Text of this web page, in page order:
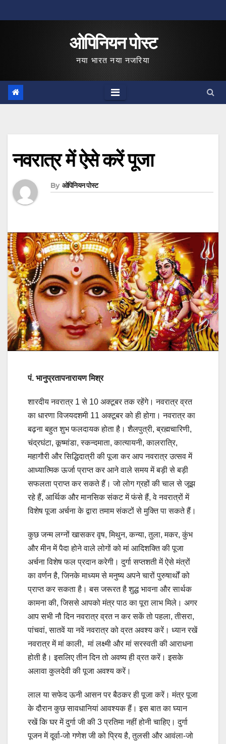
to
ओपिनियन पोस्ट
नया भारत नया नजरिया
नवरात्र में ऐसे करें पूजा
By ओपिनियन पोस्ट
पं. भानुप्रतापनारायण मिश्र
शारदीय नवरात्र 1 से 10 अक्टूबर तक रहेंगे। नवरात्र व्रत
का धारणा विजयदशमी 11 अक्टूबर को ही होगा। नवरात्र का
बढ़ना बहुत शुभ फलदायक होता है। शैलपुत्री, ब्रह्मचारिणी,
चंद्रघंटा, कूष्मांडा, स्कन्दमाता, कात्यायनी, कालरात्रि,
महागौरी और सिद्धिदात्री की पूजा कर आप नवरात्र उत्सव में
आध्यात्मिक ऊर्जा प्राप्त कर आने वाले समय में बड़ी से बड़ी
सफलता प्राप्त कर सकते हैं। जो लोग ग्रहों की चाल से जूझ
रहे हैं, आर्थिक और मानसिक संकट में फंसे हैं, वे नवरात्रों में
विशेष पूजा अर्चना के द्वारा तमाम संकटों से मुक्ति पा सकते हैं।
कुछ जन्म लग्नों खासकर वृष, मिथुन, कन्या, तुला, मकर, कुंभ
और मीन में पैदा होने वाले लोगों को मां आदिशक्ति की पूजा
अर्चना विशेष फल प्रदान करेगी। दुर्गा सप्तशती में ऐसे मंत्रों
का वर्णन है, जिनके माध्यम से मनुष्य अपने चारों पुरुषार्थों को
प्राप्त कर सकता है। बस जरूरत है शुद्ध भावना और सार्थक
कामना की, जिससे आपको मंत्र पाठ का पूरा लाभ मिले। अगर
आप सभी नौ दिन नवरात्र व्रत न कर सकें तो पहला, तीसरा,
पांचवां, सातवें या नवें नवरात्र को व्रत अवश्य करें। ध्यान रखें
नवरात्र में मां काली, मां लक्ष्मी और मां सरस्वती की आराधना
होती है। इसलिए तीन दिन तो अवष्य ही व्रत करें। इसके
अलावा कुलदेवी की पूजा अवश्‍य करें।
लाल या सफेद ऊनी आसन पर बैठकर ही पूजा करें। मंत्र पूजा
के दौरान कुछ सावधानियां आवश्‍यक हैं। इस बात का घ्यान
रखें कि घर में दुर्गा जी की 3 प्रतिमा नहीं होनी चाहिए। दुर्गा
पूजन में दूर्वा-जो गणेश जी को प्रिय है, तुलसी और आवंला-जो